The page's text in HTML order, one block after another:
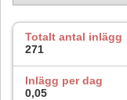
Totalt antal inlägg
271
Inlägg per dag
0,05